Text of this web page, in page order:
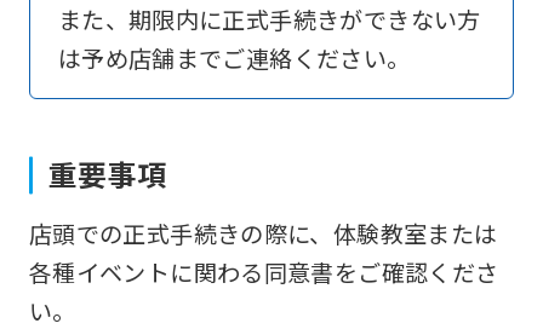
また、期限内に正式手続きができない方
は予め店舗までご連絡ください。
重要事項
店頭での正式手続きの際に、体験教室または
各種イベントに関わる同意書をご確認くださ
い。
translation)
to
return
top
page.
However,